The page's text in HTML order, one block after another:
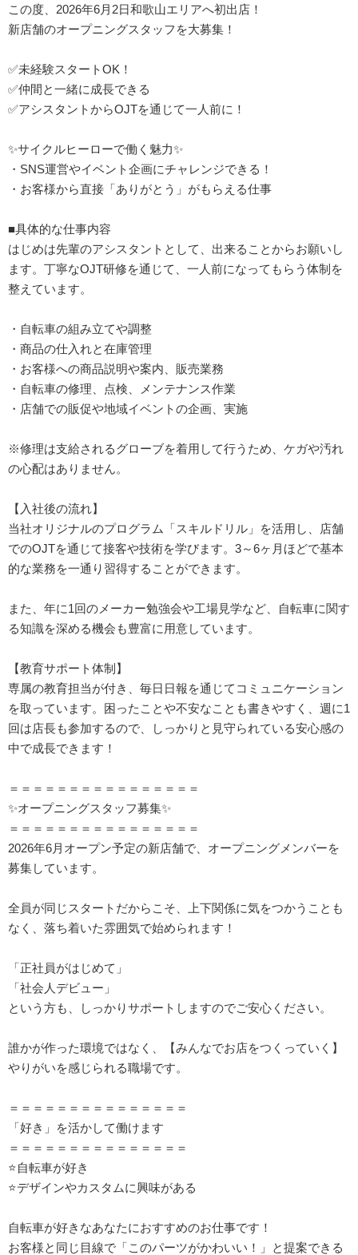
この度、2026年6月2日和歌山エリアへ初出店！
新店舗のオープニングスタッフを大募集！
✅未経験スタートOK！
✅仲間と一緒に成長できる
✅アシスタントからOJTを通じて一人前に！
✨サイクルヒーローで働く魅力✨
・SNS運営やイベント企画にチャレンジできる！
・お客様から直接「ありがとう」がもらえる仕事
■具体的な仕事内容
はじめは先輩のアシスタントとして、出来ることからお願いし
ます。丁寧なOJT研修を通じて、一人前になってもらう体制を
整えています。
・自転車の組み立てや調整
・商品の仕入れと在庫管理
・お客様への商品説明や案内、販売業務
・自転車の修理、点検、メンテナンス作業
・店舗での販促や地域イベントの企画、実施
※修理は支給されるグローブを着用して行うため、ケガや汚れ
の心配はありません。
【入社後の流れ】
当社オリジナルのプログラム「スキルドリル」を活用し、店舗
でのOJTを通じて接客や技術を学びます。3～6ヶ月ほどで基本
的な業務を一通り習得することができます。
また、年に1回のメーカー勉強会や工場見学など、自転車に関す
る知識を深める機会も豊富に用意しています。
【教育サポート体制】
専属の教育担当が付き、毎日日報を通じてコミュニケーション
を取っています。困ったことや不安なことも書きやすく、週に1
回は店長も参加するので、しっかりと見守られている安心感の
中で成長できます！
＝＝＝＝＝＝＝＝＝＝＝＝＝＝＝＝
✨オープニングスタッフ募集✨
＝＝＝＝＝＝＝＝＝＝＝＝＝＝＝＝
2026年6月オープン予定の新店舗で、オープニングメンバーを
募集しています。
全員が同じスタートだからこそ、上下関係に気をつかうことも
なく、落ち着いた雰囲気で始められます！
「正社員がはじめて」
「社会人デビュー」
という方も、しっかりサポートしますのでご安心ください。
誰かが作った環境ではなく、【みんなでお店をつくっていく】
やりがいを感じられる職場です。
＝＝＝＝＝＝＝＝＝＝＝＝＝＝＝
「好き」を活かして働けます
＝＝＝＝＝＝＝＝＝＝＝＝＝＝＝
⭐自転車が好き
⭐デザインやカスタムに興味がある
自転車が好きなあなたにおすすめのお仕事です！
お客様と同じ目線で「このパーツがかわいい！」と提案できる